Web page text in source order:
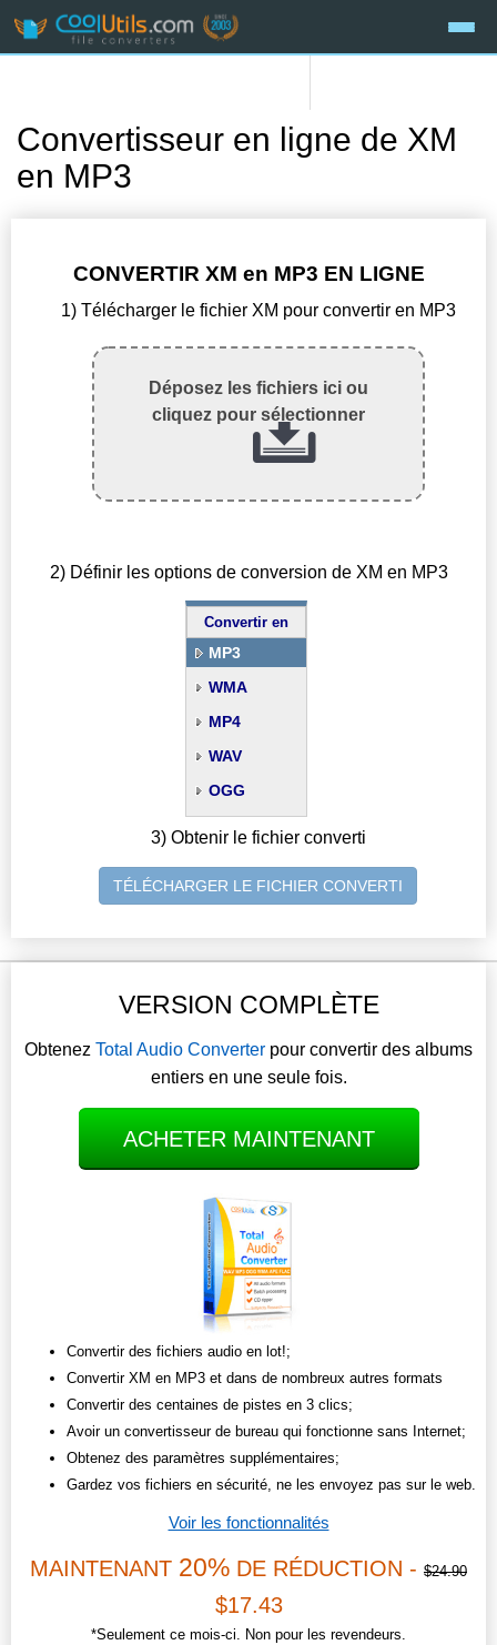
Convertisseur en ligne de XM
en MP3
CONVERTIR XM en MP3 EN LIGNE
1) Télécharger le fichier XM pour convertir en MP3
Déposez les fichiers ici ou
cliquez pour sélectionner
2) Définir les options de conversion de XM en MP3
Convertir en
MP3
WMA
MP4
WAV
OGG
3) Obtenir le fichier converti
TÉLÉCHARGER LE FICHIER CONVERTI
VERSION COMPLÈTE
Obtenez Total Audio Converter pour convertir des albums
entiers en une seule fois.
ACHETER MAINTENANT
Convertir des fichiers audio en lot!;
Convertir XM en MP3 et dans de nombreux autres formats
Convertir des centaines de pistes en 3 clics;
Avoir un convertisseur de bureau qui fonctionne sans Internet;
Obtenez des paramètres supplémentaires;
Gardez vos fichiers en sécurité, ne les envoyez pas sur le web.
Voir les fonctionnalités
MAINTENANT 20% DE RÉDUCTION - $24.90
$17.43
*Seulement ce mois-ci. Non pour les revendeurs.